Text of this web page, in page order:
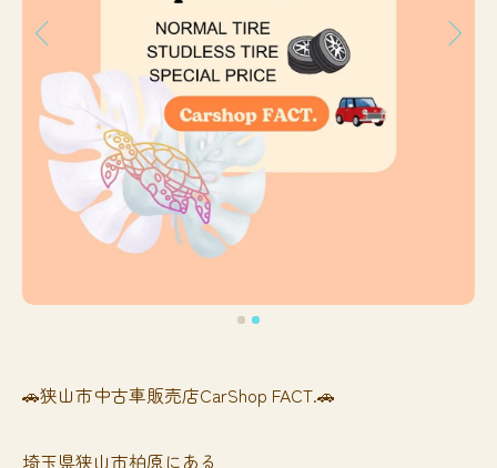
🚗狭山市中古車販売店CarShop FACT.🚗
埼玉県狭山市柏原にある